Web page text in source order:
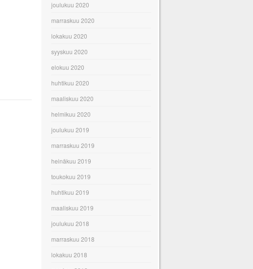
joulukuu 2020
marraskuu 2020
lokakuu 2020
syyskuu 2020
elokuu 2020
huhtikuu 2020
maaliskuu 2020
helmikuu 2020
joulukuu 2019
marraskuu 2019
heinäkuu 2019
toukokuu 2019
huhtikuu 2019
maaliskuu 2019
joulukuu 2018
marraskuu 2018
lokakuu 2018